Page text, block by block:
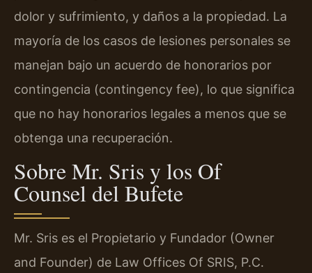
dolor y sufrimiento, y daños a la propiedad. La
mayoría de los casos de lesiones personales se
manejan bajo un acuerdo de honorarios por
contingencia (contingency fee), lo que significa
que no hay honorarios legales a menos que se
obtenga una recuperación.
Sobre Mr. Sris y los Of
Counsel del Bufete
Mr. Sris es el Propietario y Fundador (Owner
and Founder) de Law Offices Of SRIS, P.C.